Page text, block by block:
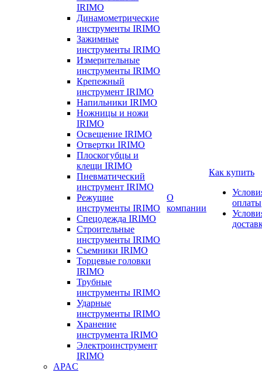
IRIMO
Динамометрические
инструменты IRIMO
Зажимные
инструменты IRIMO
Измерительные
инструменты IRIMO
Крепежный
инструмент IRIMO
Напильники IRIMO
Ножницы и ножи
IRIMO
Освещение IRIMO
Отвертки IRIMO
Плоскогубцы и
клещи IRIMO
Пневматический
инструмент IRIMO
Режущие
инструменты IRIMO
Спецодежда IRIMO
Строительные
инструменты IRIMO
Съемники IRIMO
Торцевые головки
IRIMO
Трубные
инструменты IRIMO
Ударные
инструменты IRIMO
Хранение
инструмента IRIMO
Электроинструмент
IRIMO
APAC
О
компании
Как купить
оплаты